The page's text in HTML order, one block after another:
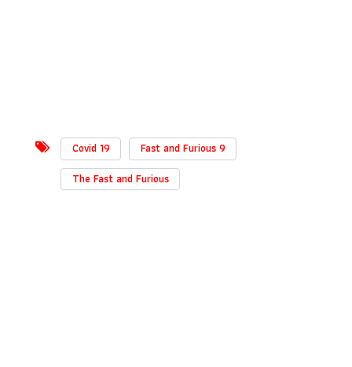
Covid 19
Fast and Furious 9
The Fast and Furious